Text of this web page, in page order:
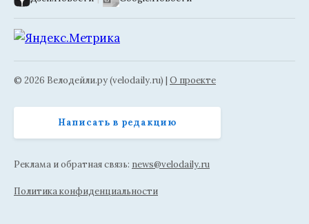
© 2026 Велодейли.ру (velodaily.ru) | О проекте
Написать в редакцию
Реклама и обратная связь: news@velodaily.ru
Политика конфиденциальности